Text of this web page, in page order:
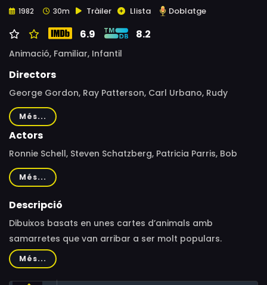
1982 30m Tràiler Llista Doblatge
6.9 8.2
Animació, Familiar, Infantil
Directors
George Gordon, Ray Patterson, Carl Urbano, Rudy
Zamora, Bob Hathcock, Oscar Dufau, John Walker
Més...
Actors
Ronnie Schell, Steven Schatzberg, Patricia Parris, Bob
Ogle, Fred Travalena, Herb Vigran, Nancy Cartwright
Més...
Descripció
Dibuixos basats en unes cartes d’animals amb
samarretes que van arribar a ser molt populars.
Més...